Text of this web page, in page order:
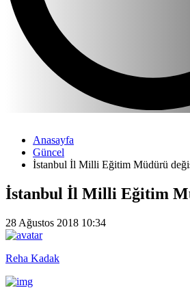
Anasayfa
Güncel
İstanbul İl Milli Eğitim Müdürü
İstanbul İl Milli Eğitim
28 Ağustos 2018 10:34
Reha Kadak